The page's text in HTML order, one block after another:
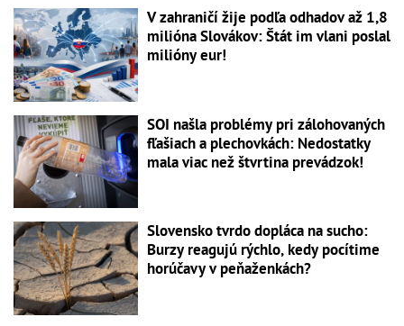
V zahraničí žije podľa odhadov až 1,8
milióna Slovákov: Štát im vlani poslal
milióny eur!
SOI našla problémy pri zálohovaných
fľašiach a plechovkách: Nedostatky
mala viac než štvrtina prevádzok!
Slovensko tvrdo dopláca na sucho:
Burzy reagujú rýchlo, kedy pocítime
horúčavy v peňaženkách?